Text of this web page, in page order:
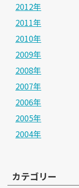
2012年
2011年
2010年
2009年
2008年
2007年
2006年
2005年
2004年
カテゴリー